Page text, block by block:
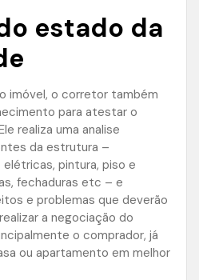
estado da
imóvel, o corretor também
para atestar o
realiza uma analise
da estrutura –
pintura, piso e
fechaduras etc – e
e problemas que deverão
a negociação do
o comprador, já
ou apartamento em melhor